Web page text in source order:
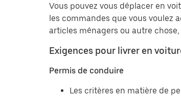
Vous pouvez vous déplacer en
les commandes que vous voulez
articles ménagers ou autre
Exigences pour livrer en
Permis de conduire
Les critères en matière de